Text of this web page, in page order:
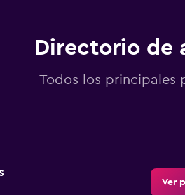
Directorio de
Todos los principales
Ver